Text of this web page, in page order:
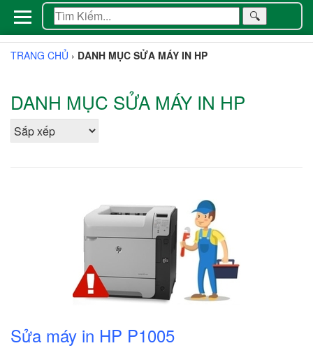
🔍
TRANG CHỦ › DANH MỤC SỬA MÁY IN HP
DANH MỤC SỬA MÁY IN HP
Sửa máy in HP P1005